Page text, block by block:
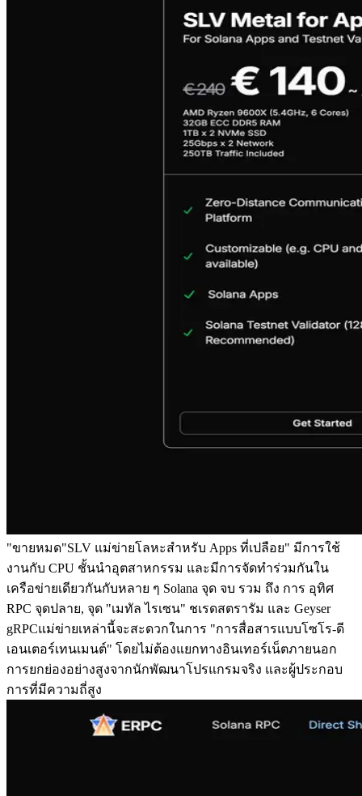
"ขายหมด"SLV แม่ข่ายโลหะสําหรับ Apps ที่เปลือย" มีการใช้
งานกับ CPU ชั้นนําอุตสาหกรรม และมีการจัดทําร่วมกันใน
เครือข่ายเดียวกันกับหลาย ๆ Solana จุด จบ รวม ถึง การ อุทิศ
RPC จุดปลาย, จุด "เมทัล ไรเซน" ชเรดสตรารัม และ Geyser
gRPCแม่ข่ายเหล่านี้จะสะดวกในการ "การสื่อสารแบบโซโร-ดี
เอนเตอร์เทนเมนต์" โดยไม่ต้องแยกทางอินเทอร์เน็ตภายนอก
การยกย่องอย่างสูงจากนักพัฒนาโปรแกรมจริง และผู้ประกอบ
การที่มีความถี่สูง